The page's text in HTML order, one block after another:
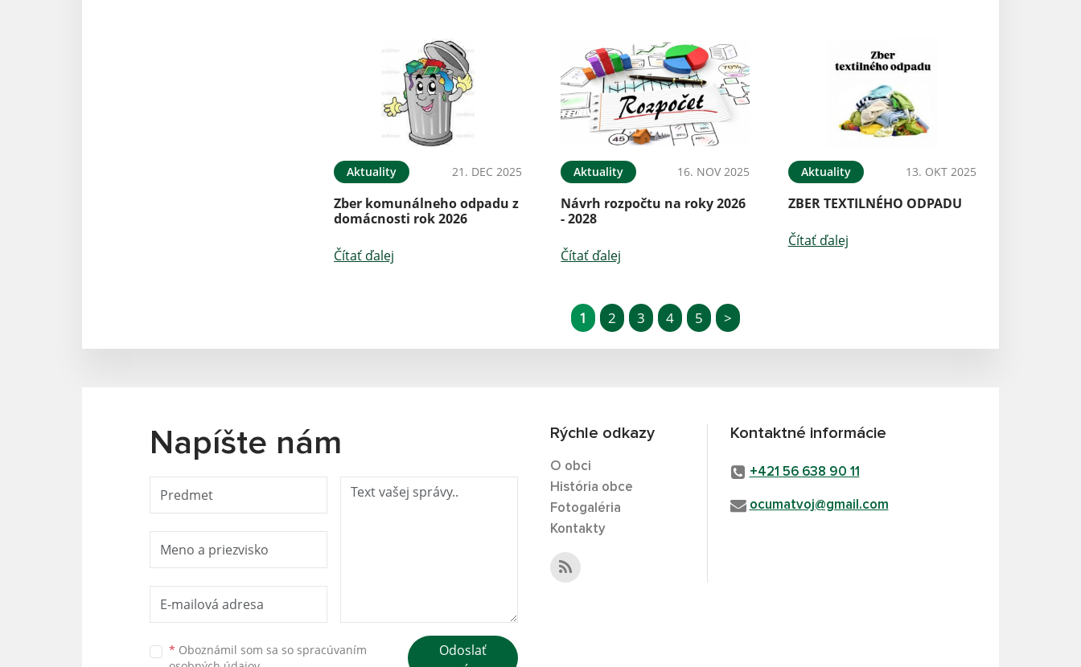
Aktuality 21. DEC 2025
Zber komunálneho odpadu z
domácnosti rok 2026
Čítať ďalej
Aktuality 16. NOV 2025
Návrh rozpočtu na roky 2026
- 2028
Čítať ďalej
Aktuality 13. OKT 2025
ZBER TEXTILNÉHO ODPADU
Čítať ďalej
1 2 3 4 5 >
Napíšte nám
* Oboznámil som sa so spracúvaním
Odoslať
Rýchle odkazy
O obci
História obce
Fotogaléria
Kontakty
Kontaktné informácie
+421 56 638 90 11
ocumatvoj@gmail.com